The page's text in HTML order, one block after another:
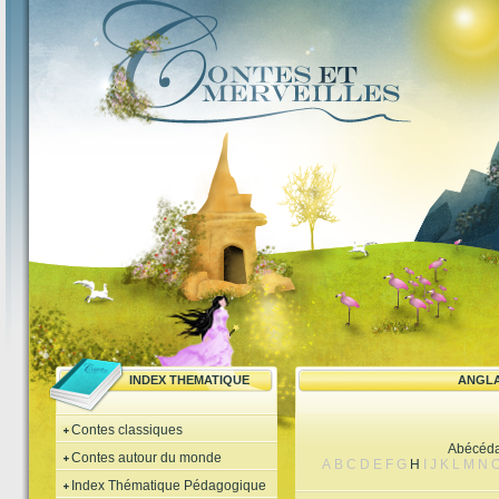
INDEX THEMATIQUE
Contes classiques
Contes autour du monde
Index Thématique Pédagogique
A B C D E F G H J K L M N